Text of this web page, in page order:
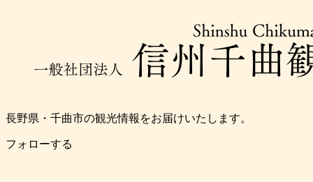
長野県・千曲市の観光情報をお届けいたします。
フォローする